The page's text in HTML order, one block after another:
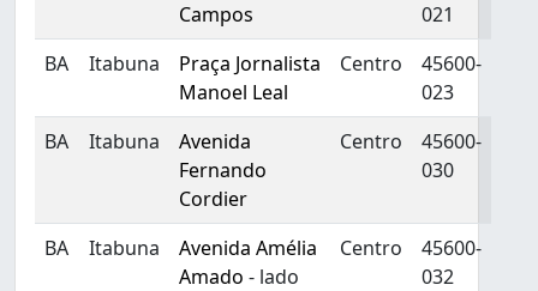
Campos
021
BA
Itabuna
Praça Jornalista
Manoel Leal
Centro
45600-
023
BA
Itabuna
Avenida
Fernando
Cordier
Centro
45600-
030
BA Itabuna
Avenida Amélia
Amado - lado
Centro
45600-
032